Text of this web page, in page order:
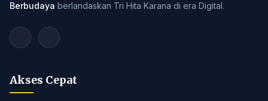
Berbudaya berlandaskan Tri Hita Karana di era Digital.
Akses Cepat